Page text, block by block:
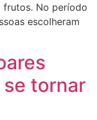
frutos. No período
escolheram
se tornar